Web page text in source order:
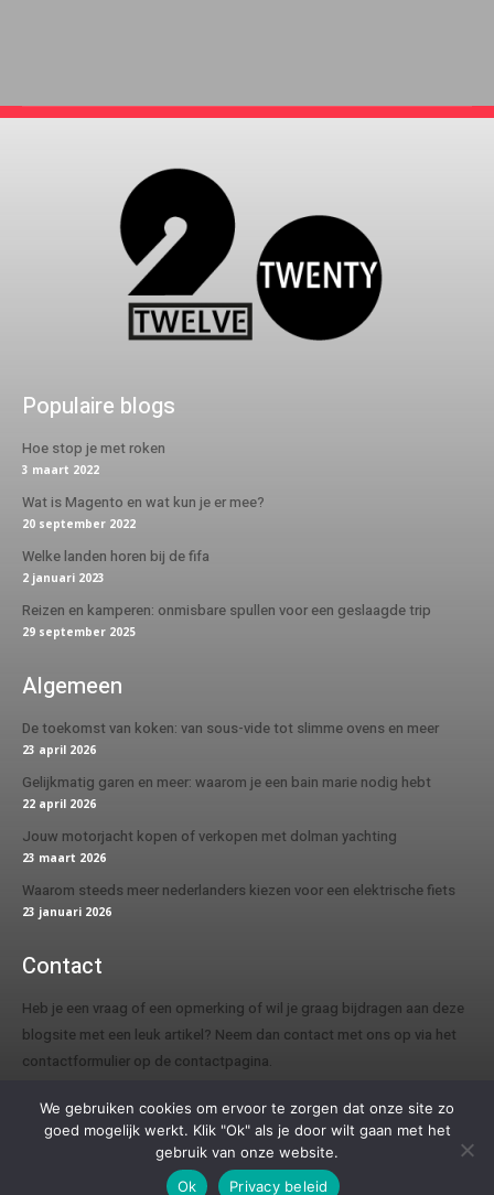
Populaire blogs
Hoe stop je met roken
3 maart 2022
Wat is Magento en wat kun je er mee?
20 september 2022
Welke landen horen bij de fifa
2 januari 2023
Reizen en kamperen: onmisbare spullen voor een geslaagde trip
29 september 2025
Algemeen
De toekomst van koken: van sous-vide tot slimme ovens en meer
23 april 2026
Gelijkmatig garen en meer: waarom je een bain marie nodig hebt
22 april 2026
Jouw motorjacht kopen of verkopen met dolman yachting
23 maart 2026
Waarom steeds meer nederlanders kiezen voor een elektrische fiets
23 januari 2026
Contact
Heb je een vraag of een opmerking of wil je graag bijdragen aan deze
blogsite met een leuk artikel? Neem dan contact met ons op via het
contactformulier op de contactpagina.
© Copyright 2021 - Twelvetwenty.nl
We gebruiken cookies om ervoor te zorgen dat onze site zo
goed mogelijk werkt. Klik "Ok" als je door wilt gaan met het
gebruik van onze website.
Ok
Privacy beleid